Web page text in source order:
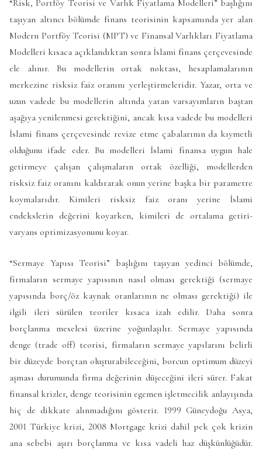
“Risk, Portföy Teorisi ve Varlık Fiyatlama Modelleri” başlığını
taşıyan altıncı bölümde finans teorisinin kapsamında yer alan
Modern Portföy Teorisi (MPT) ve Finansal Varlıkları Fiyatlama
Modelleri kısaca açıklandıktan sonra İslami finans çerçevesinde
ele alınır. Bu modellerin ortak noktası, hesaplamalarının
merkezine risksiz faiz oranını yerleştirmeleridir. Yazar, orta ve
uzun vadede bu modellerin altında yatan varsayımların baştan
aşağıya yenilenmesi gerektiğini, ancak kısa vadede bu modelleri
İslami finans çerçevesinde revize etme çabalarının da kıymetli
olduğunu ifade eder. Bu modelleri İslami finansa uygun hale
getirmeye çalışan çalışmaların ortak özelliği, modellerden
risksiz faiz oranını kaldırarak onun yerine başka bir parametre
koymalarıdır. Kimileri risksiz faiz oranı yerine İslami
endekslerin değerini koyarken, kimileri de ortalama getiri-
varyans optimizasyonunu koyar.
“Sermaye Yapısı Teorisi” başlığını taşıyan yedinci bölümde,
firmaların sermaye yapısının nasıl olması gerektiği (sermaye
yapısında borç/öz kaynak oranlarının ne olması gerektiği) ile
ilgili ileri sürülen teoriler kısaca izah edilir. Daha sonra
borçlanma meselesi üzerine yoğunlaşılır. Sermaye yapısında
denge (trade off) teorisi, firmaların sermaye yapılarını belirli
bir düzeyde borçtan oluşturabileceğini, borcun optimum düzeyi
aşması durumunda firma değerinin düşeceğini ileri sürer. Fakat
finansal krizler, denge teorisinin egemen işletmecilik anlayışında
hiç de dikkate alınmadığını gösterir. 1999 Güneydoğu Asya,
2001 Türkiye krizi, 2008 Mortgage krizi dahil pek çok krizin
ana sebebi aşırı borçlanma ve kısa vadeli haz düşkünlüğüdür.